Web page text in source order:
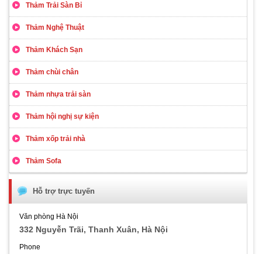
Thảm Trải Sàn Bỉ
Thảm Nghệ Thuật
Thảm Khách Sạn
Thảm chùi chân
Thảm nhựa trải sàn
Thảm hội nghị sự kiện
Thảm xốp trải nhà
Thảm Sofa
Hỗ trợ trực tuyến
Văn phòng Hà Nội
332 Nguyễn Trãi, Thanh Xuân, Hà Nội
Phone